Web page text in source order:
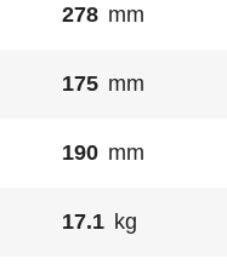
278 mm
175 mm
190 mm
17.1 kg